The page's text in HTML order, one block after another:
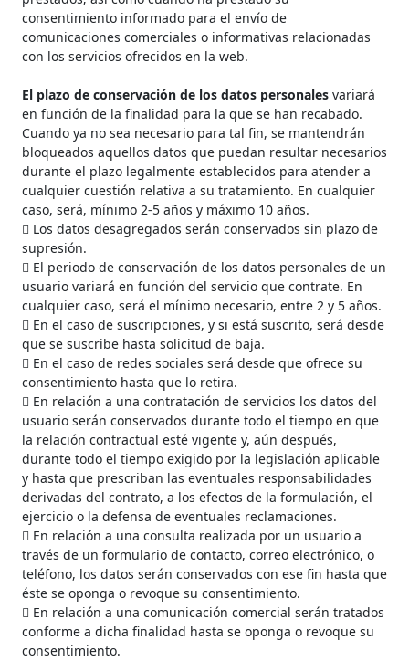
consentimiento informado para el envío de
comunicaciones comerciales o informativas relacionadas
con los servicios ofrecidos en la web.
El plazo de conservación de los datos personales variará
en función de la finalidad para la que se han recabado.
Cuando ya no sea necesario para tal fin, se mantendrán
bloqueados aquellos datos que puedan resultar necesarios
durante el plazo legalmente establecidos para atender a
cualquier cuestión relativa a su tratamiento. En cualquier
caso, será, mínimo 2-5 años y máximo 10 años.
 Los datos desagregados serán conservados sin plazo de
supresión.
 El periodo de conservación de los datos personales de un
usuario variará en función del servicio que contrate. En
cualquier caso, será el mínimo necesario, entre 2 y 5 años.
 En el caso de suscripciones, y si está suscrito, será desde
que se suscribe hasta solicitud de baja.
 En el caso de redes sociales será desde que ofrece su
consentimiento hasta que lo retira.
 En relación a una contratación de servicios los datos del
usuario serán conservados durante todo el tiempo en que
la relación contractual esté vigente y, aún después,
durante todo el tiempo exigido por la legislación aplicable
y hasta que prescriban las eventuales responsabilidades
derivadas del contrato, a los efectos de la formulación, el
ejercicio o la defensa de eventuales reclamaciones.
 En relación a una consulta realizada por un usuario a
través de un formulario de contacto, correo electrónico, o
teléfono, los datos serán conservados con ese fin hasta que
éste se oponga o revoque su consentimiento.
 En relación a una comunicación comercial serán tratados
conforme a dicha finalidad hasta se oponga o revoque su
consentimiento.